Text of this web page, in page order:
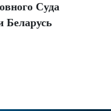
Суда
Беларусь